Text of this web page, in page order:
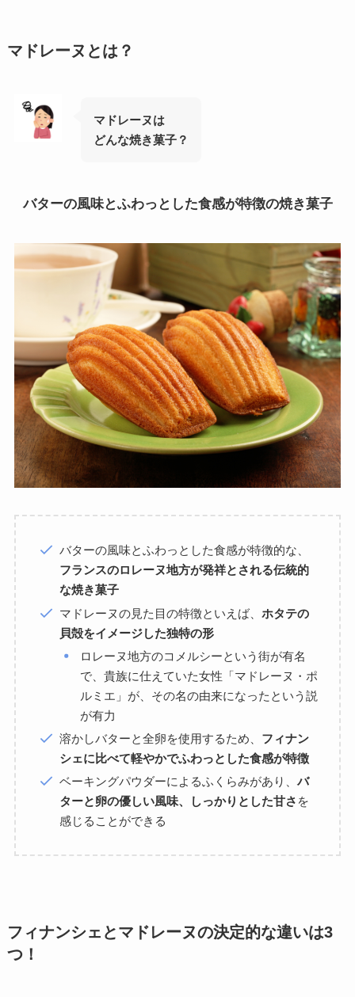
マドレーヌとは？
マドレーヌは
どんな焼き菓子？
バターの風味とふわっとした食感が特徴の焼き菓子
バターの風味とふわっとした食感が特徴的な、
フランスのロレーヌ地方が発祥とされる伝統的
な焼き菓子
マドレーヌの見た目の特徴といえば、ホタテの
貝殻をイメージした独特の形
ロレーヌ地方のコメルシーという街が有名
で、貴族に仕えていた女性「マドレーヌ・ポ
ルミエ」が、その名の由来になったという説
が有力
溶かしバターと全卵を使用するため、 フィナン
シェに比べて軽やかでふわっとした食感が特徴
ベーキングパウダーによるふくらみがあり、バ
ターと卵の優しい風味、しっかりとした甘さ を
感じることができる
フィナンシェとマドレーヌの決定的な違いは3
つ！